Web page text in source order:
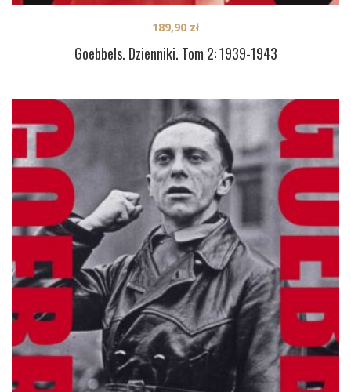
Goebbels. Dzienniki. Tom 2: 1939-1943
189,90 zł